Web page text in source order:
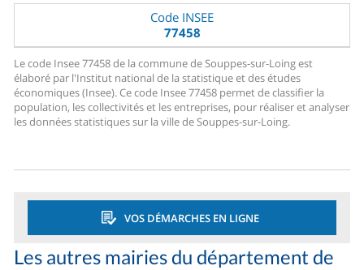
Code INSEE
77458
Le code Insee 77458 de la commune de Souppes-sur-Loing est
élaboré par l'Institut national de la statistique et des études
économiques (Insee). Ce code Insee 77458 permet de classifier la
population, les collectivités et les entreprises, pour réaliser et analyser
les données statistiques sur la ville de Souppes-sur-Loing.
VOS DÉMARCHES EN LIGNE
Les autres mairies du département de